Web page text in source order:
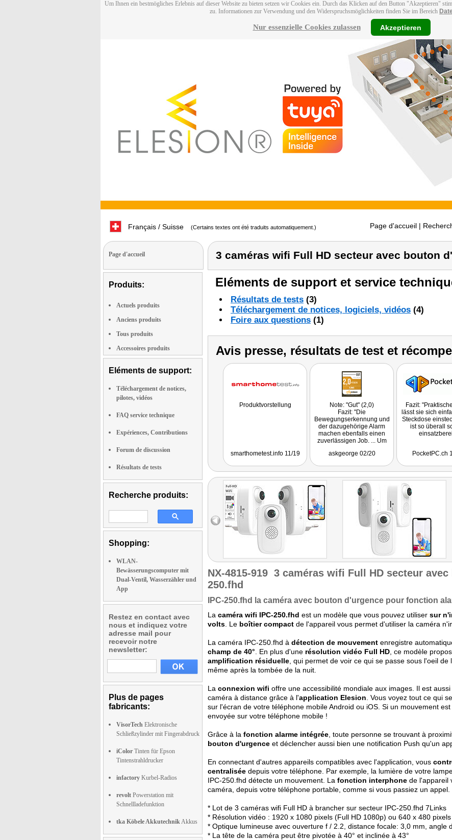
Um Ihnen ein bestmögliches Erlebnis auf dieser Website zu bieten setzen wir Cookies ein. Durch das Klicken auf den Button "Akzeptieren"
zu. Informationen zur Verwendung und den Widerspruchsmöglichkeiten finden Sie im Bereich
Nur essenzielle Cookies zulassen Akzeptieren
Français / Suisse (Certains textes ont été traduits automatiquement.) Page d'accueil |
Page d'accueil
Produits:
Actuels produits
Anciens produits
Tous produits
Accessoires produits
Eléments de support:
Téléchargement de notices,
pilotes, vidéos
FAQ service technique
Expériences, Contributions
Forum de discussion
Résultats de tests
Recherche produits:
Shopping:
WLAN-
Bewässerungscomputer mit
Dual-Ventil, Wasserzähler und
App
Restez en contact avec
nous et indiquez votre
adresse mail pour
recevoir notre
newsletter:
Plus de pages
fabricants:
VisorTech Elektronische
Schließzylinder mit Fingerabdruck
iColor Tinten für Epson
Tintenstrahldrucker
infactory Kurbel-Radios
revolt Powerstation mit
Schnellladefunktion
tka Köbele AkkutechnikAkkus
3 caméras wifi Full HD secteur avec bouton
Eléments de support et service
Résultats de tests (3)
Téléchargement de notices, logiciels, vidéos (4)
Foire aux questions (1)
Avis presse, résultats de test et
Produktvorstellung
smarthometest.info 11/19
Note: "Gut" (2,0)
Fazit: "Die
Bewegungserkennung und
der dazugehörige Alarm
machen ebenfalls einen
zuverlässigen Job. ... Um
Kinder im Auge zu behalten,
askgeorge 02/20
Fazit:
lässt sie sich
Steckdose
ist so überall
PocketPC.ch
NX-4815-919 3 caméras wifi Full HD secteur
250.fhd
IPC-250.fhd la caméra avec bouton d'urgence pour fonction
La caméra wifi IPC-250.fhd est un modèle que vous pouvez utiliser sur
volts . Le boîtier compact de l'appareil vous permet d'utiliser la caméra
La caméra IPC-250.fhd à détection de mouvement enregistre
champ de 40° . En plus d'une résolution vidéo Full HD , ce modèle
amplification résiduelle , qui permet de voir ce qui se passe sous l'oeil de
même après la tombée de la nuit.
La connexion wifi offre une accessibilité mondiale aux images. Il est
caméra à distance grâce à l'application Elesion . Vous voyez tout ce qui
sur l'écran de votre téléphone mobile Android ou iOS. Si un mouvement
envoyée sur votre téléphone mobile !
Grâce à la fonction alarme intégrée , toute personne se trouvant à
bouton d'urgence et déclencher aussi bien une notification Push qu'un
En connectant d'autres appareils compatibles avec l'application, vous
centralisée depuis votre téléphone. Par exemple, la lumière de votre
IPC-250.fhd détecte un mouvement. La fonction interphone de l'appareil
caméra, depuis votre téléphone portable, comme si vous passiez un appel.
* Lot de 3 caméras wifi Full HD à brancher sur secteur IPC-250.fhd 7Links
* Résolution vidéo : 1920 x 1080 pixels (Full HD 1080p) ou 640 x 480
* Optique lumineuse avec ouverture f / 2.2, distance focale: 3,0 mm, angle
* La tête de la caméra peut être pivotée à 40° et inclinée à 43°